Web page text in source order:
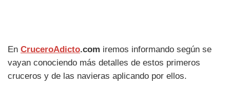
En CruceroAdicto.com iremos informando según se
vayan conociendo más detalles de estos primeros
cruceros y de las navieras aplicando por ellos.